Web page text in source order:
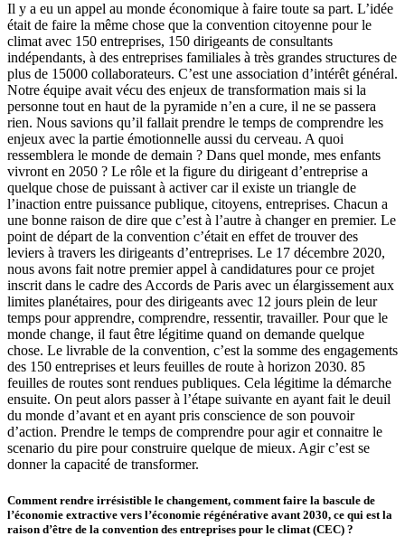
Il y a eu un appel au monde économique à faire toute sa part. L’idée
était de faire la même chose que la convention citoyenne pour le
climat avec 150 entreprises, 150 dirigeants de consultants
indépendants, à des entreprises familiales à très grandes structures de
plus de 15000 collaborateurs. C’est une association d’intérêt général.
Notre équipe avait vécu des enjeux de transformation mais si la
personne tout en haut de la pyramide n’en a cure, il ne se passera
rien. Nous savions qu’il fallait prendre le temps de comprendre les
enjeux avec la partie émotionnelle aussi du cerveau. A quoi
ressemblera le monde de demain ? Dans quel monde, mes enfants
vivront en 2050 ? Le rôle et la figure du dirigeant d’entreprise a
quelque chose de puissant à activer car il existe un triangle de
l’inaction entre puissance publique, citoyens, entreprises. Chacun a
une bonne raison de dire que c’est à l’autre à changer en premier. Le
point de départ de la convention c’était en effet de trouver des
leviers à travers les dirigeants d’entreprises. Le 17 décembre 2020,
nous avons fait notre premier appel à candidatures pour ce projet
inscrit dans le cadre des Accords de Paris avec un élargissement aux
limites planétaires, pour des dirigeants avec 12 jours plein de leur
temps pour apprendre, comprendre, ressentir, travailler. Pour que le
monde change, il faut être légitime quand on demande quelque
chose. Le livrable de la convention, c’est la somme des engagements
des 150 entreprises et leurs feuilles de route à horizon 2030. 85
feuilles de routes sont rendues publiques. Cela légitime la démarche
ensuite. On peut alors passer à l’étape suivante en ayant fait le deuil
du monde d’avant et en ayant pris conscience de son pouvoir
d’action. Prendre le temps de comprendre pour agir et connaitre le
scenario du pire pour construire quelque de mieux. Agir c’est se
donner la capacité de transformer.
Comment rendre irrésistible le changement, comment faire la bascule de
l’économie extractive vers l’économie régénérative avant 2030, ce qui est la
raison d’être de la convention des entreprises pour le climat (CEC) ?